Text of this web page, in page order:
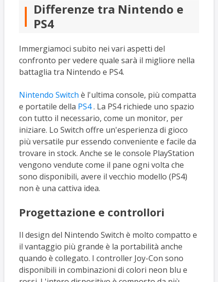
Differenze tra Nintendo e
PS4
Immergiamoci subito nei vari aspetti del
confronto per vedere quale sarà il migliore nella
battaglia tra Nintendo e PS4.
Nintendo Switch è l'ultima console, più compatta
e portatile della PS4. La PS4 richiede uno spazio
con tutto il necessario, come un monitor, per
iniziare. Lo Switch offre un'esperienza di gioco
più versatile pur essendo conveniente e facile da
trovare in stock. Anche se le console PlayStation
vengono vendute come il pane ogni volta che
sono disponibili, avere il vecchio modello (PS4)
non è una cattiva idea.
Progettazione e controllori
Il design del Nintendo Switch è molto compatto e
il vantaggio più grande è la portabilità anche
quando è collegato. I controller Joy-Con sono
disponibili in combinazioni di colori neon blu e